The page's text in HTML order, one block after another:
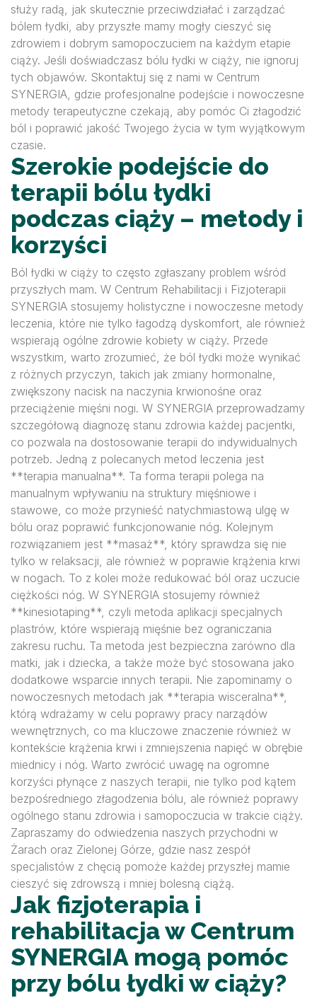
służy radą, jak skutecznie przeciwdziałać i zarządzać
bólem łydki, aby przyszłe mamy mogły cieszyć się
zdrowiem i dobrym samopoczuciem na każdym etapie
ciąży. Jeśli doświadczasz bólu łydki w ciąży, nie ignoruj
tych objawów. Skontaktuj się z nami w Centrum
SYNERGIA, gdzie profesjonalne podejście i nowoczesne
metody terapeutyczne czekają, aby pomóc Ci złagodzić
ból i poprawić jakość Twojego życia w tym wyjątkowym
czasie.
Szerokie podejście do
terapii bólu łydki
podczas ciąży – metody i
korzyści
Ból łydki w ciąży to często zgłaszany problem wśród
przyszłych mam. W Centrum Rehabilitacji i Fizjoterapii
SYNERGIA stosujemy holistyczne i nowoczesne metody
leczenia, które nie tylko łagodzą dyskomfort, ale również
wspierają ogólne zdrowie kobiety w ciąży. Przede
wszystkim, warto zrozumieć, że ból łydki może wynikać
z różnych przyczyn, takich jak zmiany hormonalne,
zwiększony nacisk na naczynia krwionośne oraz
przeciążenie mięśni nogi. W SYNERGIA przeprowadzamy
szczegółową diagnozę stanu zdrowia każdej pacjentki,
co pozwala na dostosowanie terapii do indywidualnych
potrzeb. Jedną z polecanych metod leczenia jest
**terapia manualna**. Ta forma terapii polega na
manualnym wpływaniu na struktury mięśniowe i
stawowe, co może przynieść natychmiastową ulgę w
bólu oraz poprawić funkcjonowanie nóg. Kolejnym
rozwiązaniem jest **masaż**, który sprawdza się nie
tylko w relaksacji, ale również w poprawie krążenia krwi
w nogach. To z kolei może redukować ból oraz uczucie
ciężkości nóg. W SYNERGIA stosujemy również
**kinesiotaping**, czyli metoda aplikacji specjalnych
plastrów, które wspierają mięśnie bez ograniczania
zakresu ruchu. Ta metoda jest bezpieczna zarówno dla
matki, jak i dziecka, a także może być stosowana jako
dodatkowe wsparcie innych terapii. Nie zapominamy o
nowoczesnych metodach jak **terapia wisceralna**,
którą wdrażamy w celu poprawy pracy narządów
wewnętrznych, co ma kluczowe znaczenie również w
kontekście krążenia krwi i zmniejszenia napięć w obrębie
miednicy i nóg. Warto zwrócić uwagę na ogromne
korzyści płynące z naszych terapii, nie tylko pod kątem
bezpośredniego złagodzenia bólu, ale również poprawy
ogólnego stanu zdrowia i samopoczucia w trakcie ciąży.
Zapraszamy do odwiedzenia naszych przychodni w
Żarach oraz Zielonej Górze, gdzie nasz zespół
specjalistów z chęcią pomoże każdej przyszłej mamie
cieszyć się zdrowszą i mniej bolesną ciążą.
Jak fizjoterapia i
rehabilitacja w Centrum
SYNERGIA mogą pomóc
przy bólu łydki w ciąży?